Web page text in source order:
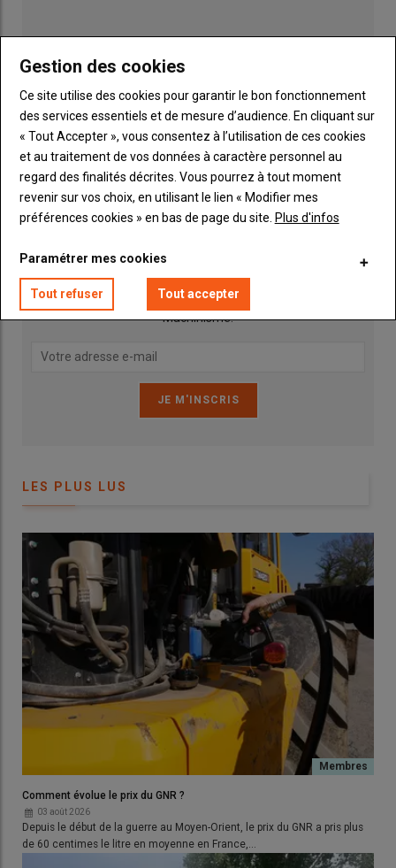
Publicité
Vous recevrez chaque semaine toutes les actualités 100%
Machinisme.
LES PLUS LUS
Comment évolue le prix du GNR ?
03 août 2026
Depuis le début de la guerre au Moyen-Orient, le prix du GNR a pris plus
de 60 centimes le litre en moyenne en France,…
Gestion des cookies
Ce site utilise des cookies pour garantir le bon fonctionnement
des services essentiels et de mesure d’audience. En cliquant sur
« Tout Accepter », vous consentez à l’utilisation de ces cookies
et au traitement de vos données à caractère personnel au
regard des finalités décrites. Vous pourrez à tout moment
revenir sur vos choix, en utilisant le lien « Modifier mes
préférences cookies » en bas de page du site. Plus d'infos
Paramétrer mes cookies
Tout refuser Tout accepter